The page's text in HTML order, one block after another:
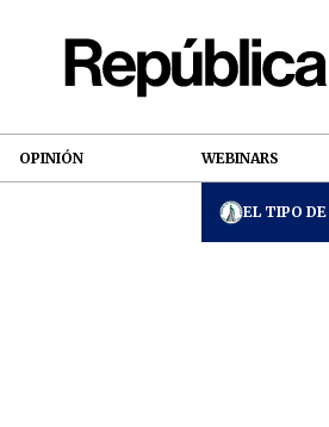
OPINIÓN WEBINARS
EL TIPO